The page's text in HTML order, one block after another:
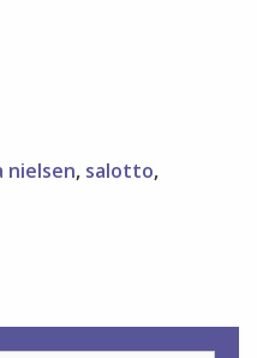
nielsen, salotto,